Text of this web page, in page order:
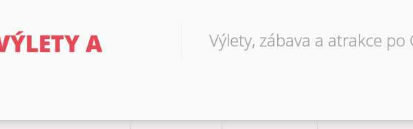
A
Výlety, zábava a atrakce po